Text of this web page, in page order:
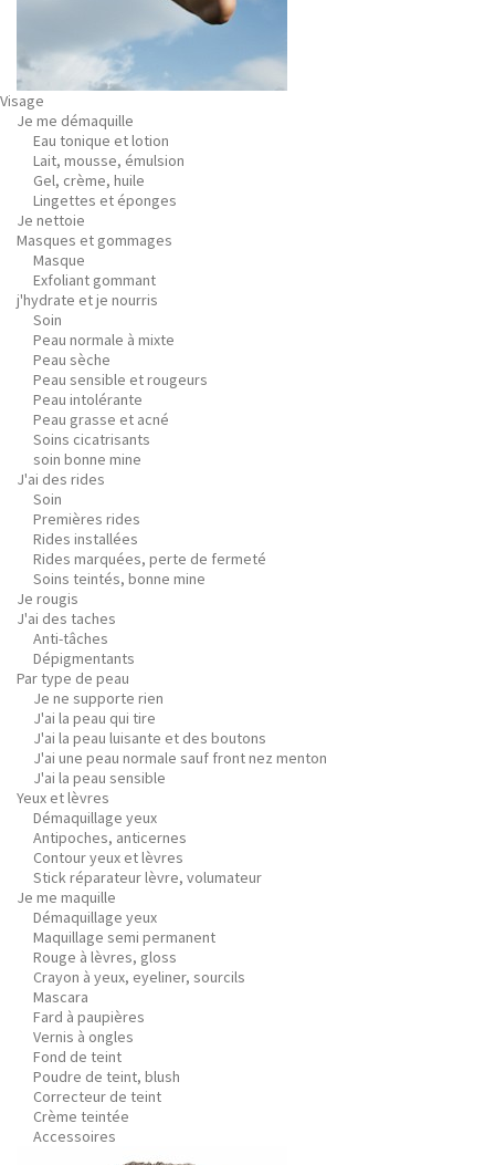
Visage
Je me démaquille
Eau tonique et lotion
Lait, mousse, émulsion
Gel, crème, huile
Lingettes et éponges
Je nettoie
Masques et gommages
Masque
Exfoliant gommant
j'hydrate et je nourris
Soin
Peau normale à mixte
Peau sèche
Peau sensible et rougeurs
Peau intolérante
Peau grasse et acné
Soins cicatrisants
soin bonne mine
J'ai des rides
Soin
Premières rides
Rides installées
Rides marquées, perte de fermeté
Soins teintés, bonne mine
Je rougis
J'ai des taches
Anti-tâches
Dépigmentants
Par type de peau
Je ne supporte rien
J'ai la peau qui tire
J'ai la peau luisante et des boutons
J'ai une peau normale sauf front nez menton
J'ai la peau sensible
Yeux et lèvres
Démaquillage yeux
Antipoches, anticernes
Contour yeux et lèvres
Stick réparateur lèvre, volumateur
Je me maquille
Démaquillage yeux
Maquillage semi permanent
Rouge à lèvres, gloss
Crayon à yeux, eyeliner, sourcils
Mascara
Fard à paupières
Vernis à ongles
Fond de teint
Poudre de teint, blush
Correcteur de teint
Crème teintée
Accessoires